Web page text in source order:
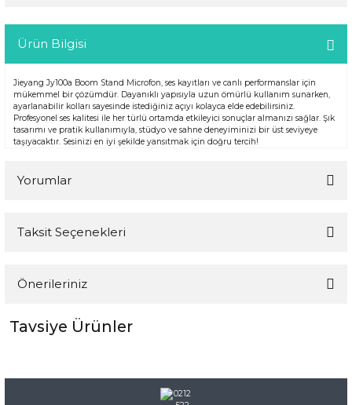
Ürün Bilgisi
Jieyang Jy100a Boom Stand Microfon, ses kayıtları ve canlı performanslar için
mükemmel bir çözümdür. Dayanıklı yapısıyla uzun ömürlü kullanım sunarken,
ayarlanabilir kolları sayesinde istediğiniz açıyı kolayca elde edebilirsiniz.
Profesyonel ses kalitesi ile her türlü ortamda etkileyici sonuçlar almanızı sağlar. Şık
tasarımı ve pratik kullanımıyla, stüdyo ve sahne deneyiminizi bir üst seviyeye
taşıyacaktır. Sesinizi en iyi şekilde yansıtmak için doğru tercih!
Yorumlar
Taksit Seçenekleri
Önerileriniz
Bu ürünün fiyat bilgisi, resim, ürün açıklamalarında ve diğer
konularda yetersiz gördüğünüz noktaları öneri formunu
Tavsiye Ürünler